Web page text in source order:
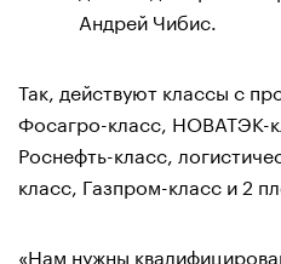
Андрей Чибис.
Так, действуют классы с
Фосагро-класс, НОВАТЭК-
Роснефть-класс,
класс, Газпром-класс и 2
«Нам нужны